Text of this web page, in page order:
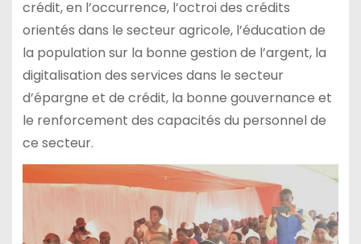
crédit, en l’occurrence, l’octroi des crédits
orientés dans le secteur agricole, l’éducation de
la population sur la bonne gestion de l’argent, la
digitalisation des services dans le secteur
d’épargne et de crédit, la bonne gouvernance et
le renforcement des capacités du personnel de
ce secteur.